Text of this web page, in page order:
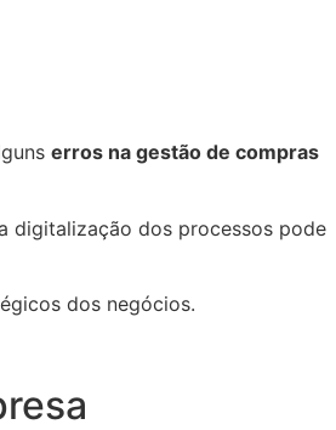
erros na gestão de compras
digitalização dos processos pode
dos negócios.